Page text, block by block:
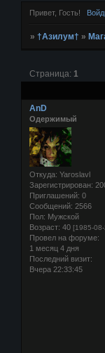
Привет, Гость!
»†Азилум† »
Страница: 1
AnD
Одержимый
Откуда: Yaroslavl
Зарегистрирован:
Приглашений: 0
Сообщений: 2566
Пол: Мужской
Возраст: 40 [1985-08-
Провел на форуме:
1 месяц 4 дня
Последний визит:
Вчера 22:33:45